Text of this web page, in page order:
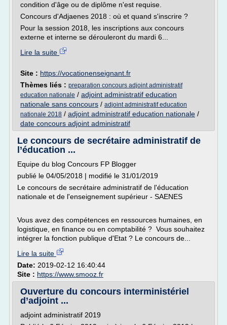
condition d'âge ou de diplôme n'est requise.
Concours d'Adjaenes 2018 : où et quand s'inscrire ?
Pour la session 2018, les inscriptions aux concours
externe et interne se dérouleront du mardi 6...
Lire la suite
Site : https://vocationenseignant.fr
Thèmes liés : preparation concours adjoint administratif
education nationale / adjoint administratif education
nationale sans concours / adjoint administratif education
nationale 2018 / adjoint administratif education nationale /
date concours adjoint administratif
Le concours de secrétaire administratif de
l’éducation ...
Equipe du blog Concours FP Blogger
publié le 04/05/2018 | modifié le 31/01/2019
Le concours de secrétaire administratif de l'éducation
nationale et de l'enseignement supérieur - SAENES
Vous avez des compétences en ressources humaines, en
logistique, en finance ou en comptabilité ? Vous souhaitez
intégrer la fonction publique d'Etat ? Le concours de...
Lire la suite
Date: 2019-02-12 16:40:44
Site : https://www.smooz.fr
Ouverture du concours interministériel
d’adjoint ...
adjoint administratif 2019